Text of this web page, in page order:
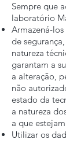
Sempre que
laboratório
Armazená-
de
natureza
garantam a
a alteração,
não
estado da
a natureza
a que
Utilizar os